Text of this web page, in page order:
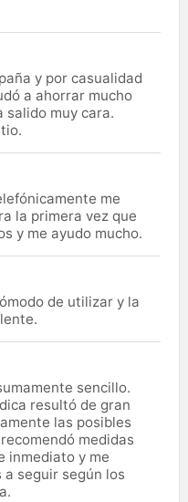
y por casualidad
a ahorrar mucho
salido muy cara.
me
la primera vez que
y me ayudo mucho.
de utilizar y la
sencillo.
resultó de gran
las posibles
medidas
inmediato y me
seguir según los